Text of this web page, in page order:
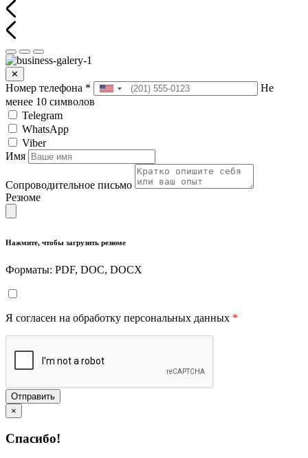
✕
Номер телефона *
Не
менее 10 символов
Telegram
WhatsApp
Viber
Имя
Сопроводительное письмо
Резюме
Нажмите, чтобы загрузить резюме
Форматы: PDF, DOC, DOCX
Я согласен на обработку персональных данных *
Отправить
×
Спасибо!